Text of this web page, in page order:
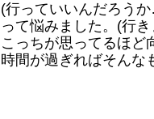
(行っていいんだろう
って悩みました。(行
こっちが思ってるほ
時間が過ぎればそんな